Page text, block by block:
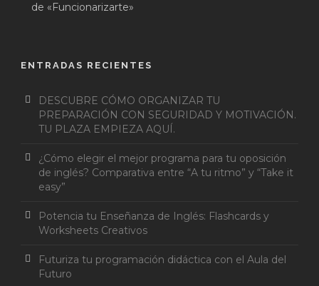
de «Funcionarizarte»
ENTRADAS RECIENTES
DESCUBRE CÓMO ORGANIZAR TU
PREPARACIÓN CON SEGURIDAD Y MOTIVACIÓN.
TU PLAZA EMPIEZA AQUÍ.
¿Cómo elegir el mejor programa para tu oposición
de inglés? Comparativa entre “A tu ritmo” y “Take it
easy”
Potencia tu Enseñanza de Inglés: Flashcards y
Worksheets Creativos
Futuriza tu programación didáctica con el Aula del
Futuro